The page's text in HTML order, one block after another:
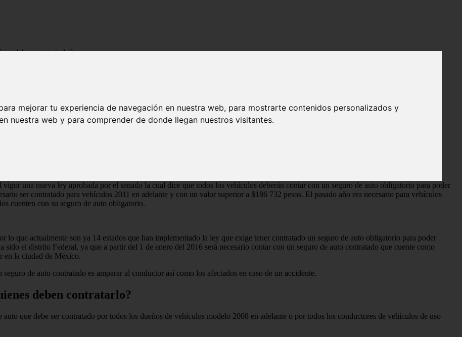
mejorar tu experiencia de navegación en nuestra web, para mostrarte contenidos personalizados y
nuestra web y para comprender de donde llegan nuestros visitantes.
deben contratarlo?
Y ¿Quiénes deben contratarlo?
una nueva ley aprobada por el senado la cual dice que todos los vehículos deberán contar con un seguro de auto obligatorio para poder
ser contratado para vehículos 2011 en adelante y con un valor superior a $186 732 pesos. El pasado año era necesario para vehículos
cuenten con su seguro de auto obligatorio.
lo que actualmente son ya 14 estados que han implementado la ley que exige tener contratado un seguro de auto obligatorio para poder
el distrito Federal, ya que a partir del 1 de enero del 2016 será necesario contar con un seguro de auto contratado que cuente como
en la ciudad de México.
de auto contratado es amparar al conductor así como los afectados en caso de un accidente.
deben contratarlo?
que debe ser contratado por todos los dueños de vehículos modelo 2008 en adelante o por todos los conductores de vehículos de uso